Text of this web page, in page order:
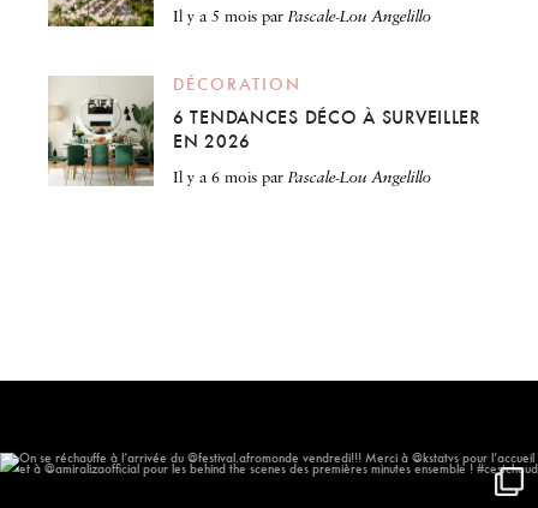
il y a 5 mois par Pascale-Lou Angelillo
DÉCORATION
6 TENDANCES DÉCO À SURVEILLER
EN 2026
il y a 6 mois par Pascale-Lou Angelillo